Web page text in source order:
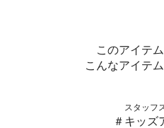
このアイテ
こんなアイテ
スタッフ
＃キッズ